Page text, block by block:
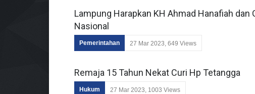
Lampung Harapkan KH Ahmad Hanafiah dan
Nasional
Pemerintahan 27 Mar 2023, 649 Views
Remaja 15 Tahun Nekat Curi Hp Tetangga
Hukum 27 Mar 2023, 1003 Views